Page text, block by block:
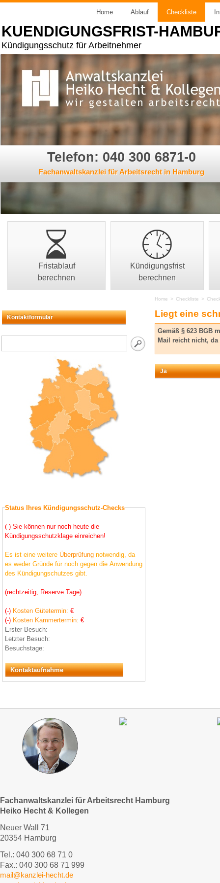
Home Ablauf Checkliste
KUENDIGUNGSFRIST-
Kündigungsschutz für Arbeitnehmer
Telefon: 040 300 6871-0
Fachanwaltskanzlei für Arbeitsrecht in Hamburg
Fristablauf
berechnen
Kündigungsfrist
berechnen
Home > Checkliste >
Kontaktformular
Status Ihres Kündigungsschutz-Checks
(-) Sie können nur noch heute die
Kündigungsschutzklage einreichen!
Es ist eine weitere Überprüfung notwendig, da
es weder Gründe für noch gegen die Anwendung
des Kündigungschutzes gibt.
(rechtzeitig, Reserve Tage)
(-) Kosten Gütetermin: €
(-) Kosten Kammertermin: €
Erster Besuch:
Letzter Besuch:
Besuchstage:
Kontaktaufnahme
Liegt eine
Gemäß § 623 BGB
Mail reicht nicht,
Ja
Fachanwaltskanzlei für Arbeitsrecht Hamburg
Heiko Hecht & Kollegen
Neuer Wall 71
20354 Hamburg
Tel.: 040 300 68 71 0
Fax.: 040 300 68 71 999
mail@kanzlei-hecht.de